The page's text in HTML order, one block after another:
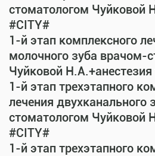
стоматологом Чуйковой
#CITY#
1-й этап комплексного
молочного зуба врачом-
Чуйковой
1-й этап трехэтапного
лечения двухканального
стоматологом Чуйковой
#CITY#
1-й этап трехэтапного